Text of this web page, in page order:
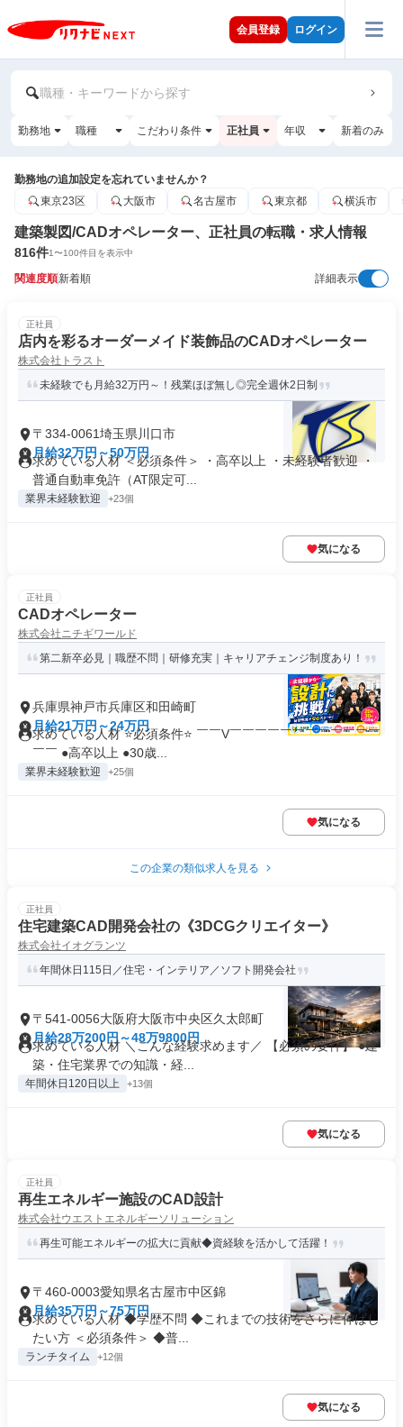
会員登録 ログイン
職種・キーワードから探す
勤務地 職種 こだわり条件 正社員 年収 新着のみ
勤務地の追加設定を忘れていませんか？
東京23区
大阪市 名古屋市 東京都 横浜市
建築製図/CADオペレーター、正社員の転職・求人情報
816件1〜100件目を表示中
関連度順新着順 詳細表示
正社員
店内を彩るオーダーメイド装飾品のCADオペレーター
株式会社トラスト
未経験でも月給32万円～！残業ほぼ無し◎完全週休2日制
〒334-0061埼玉県川口市
月給32万円～50万円
求めている人材 ＜必須条件＞ ・高卒以上 ・未経験者歓迎 ・
普通自動車免許（AT限定可...
業界未経験歓迎 +23個
気になる
正社員
CADオペレーター
株式会社ニチギワールド
第二新卒必見｜職歴不問｜研修充実｜キャリアチェンジ制度あり！
兵庫県神戸市兵庫区和田崎町
月給21万円～24万円
求めている人材 ⭐必須条件⭐ ￣￣V￣￣￣￣￣￣￣￣￣￣￣￣
￣￣ ●高卒以上 ●30歳...
業界未経験歓迎 +25個
気になる
この企業の類似求人を見る
正社員
住宅建築CAD開発会社の《3DCGクリエイター》
株式会社イオグランツ
年間休日115日／住宅・インテリア／ソフト開発会社
〒541-0056大阪府大阪市中央区久太郎町
月給28万200円～48万9800円
求めている人材 ＼こんな経験求めます／ 【必須の要件】 ●建
築・住宅業界での知識・経...
年間休日120日以上 +13個
気になる
正社員
再生エネルギー施設のCAD設計
株式会社ウエストエネルギーソリューション
再生可能エネルギーの拡大に貢献◆資経験を活かして活躍！
〒460-0003愛知県名古屋市中区錦
月給35万円～75万円
求めている人材 ◆学歴不問 ◆これまでの技術をさらに伸ばし
たい方 ＜必須条件＞ ◆普...
ランチタイム +12個
気になる